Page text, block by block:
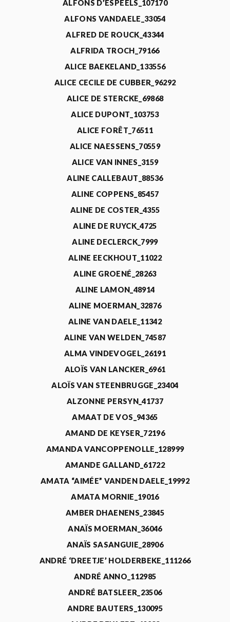
ALFONS D’ESPEELS_107170
ALFONS VANDAELE_33054
ALFRED DE ROUCK_43344
ALFRIDA TROCH_79166
ALICE BAEKELAND_133556
ALICE CECILE DE CUBBER_96292
ALICE DE STERCKE_69868
ALICE DUPONT_103753
ALICE FORÊT_76511
ALICE NAESSENS_70559
ALICE VAN INNES_3159
ALINE CALLEBAUT_88536
ALINE COPPENS_85457
ALINE DE COSTER_4355
ALINE DE RUYCK_4725
ALINE DECLERCK_7999
ALINE EECKHOUT_11022
ALINE GROENÉ_28263
ALINE LAMON_48914
ALINE MOERMAN_32876
ALINE VAN DAELE_11342
ALINE VAN WELDEN_74587
ALMA VINDEVOGEL_26191
ALOÏS VAN LANCKER_6961
ALOÏS VAN STEENBRUGGE_23404
ALZONNE PERSYN_41737
AMAAT DE VOS_94365
AMAND DE KEYSER_72196
AMANDA VANCOPPENOLLE_128999
AMANDE GALLAND_61722
AMATA “AIMÉE” VANDEN DAELE_19992
AMATA MORNIE_19016
AMBER DHAENENS_23845
ANAÏS MOERMAN_36046
ANAÏS SASANGUIE_28906
ANDRÉ ‘DREETJE’ HOLDERBEKE_111266
ANDRÉ ANNO_112985
ANDRÉ BATSLEER_23506
ANDRE BAUTERS_130095